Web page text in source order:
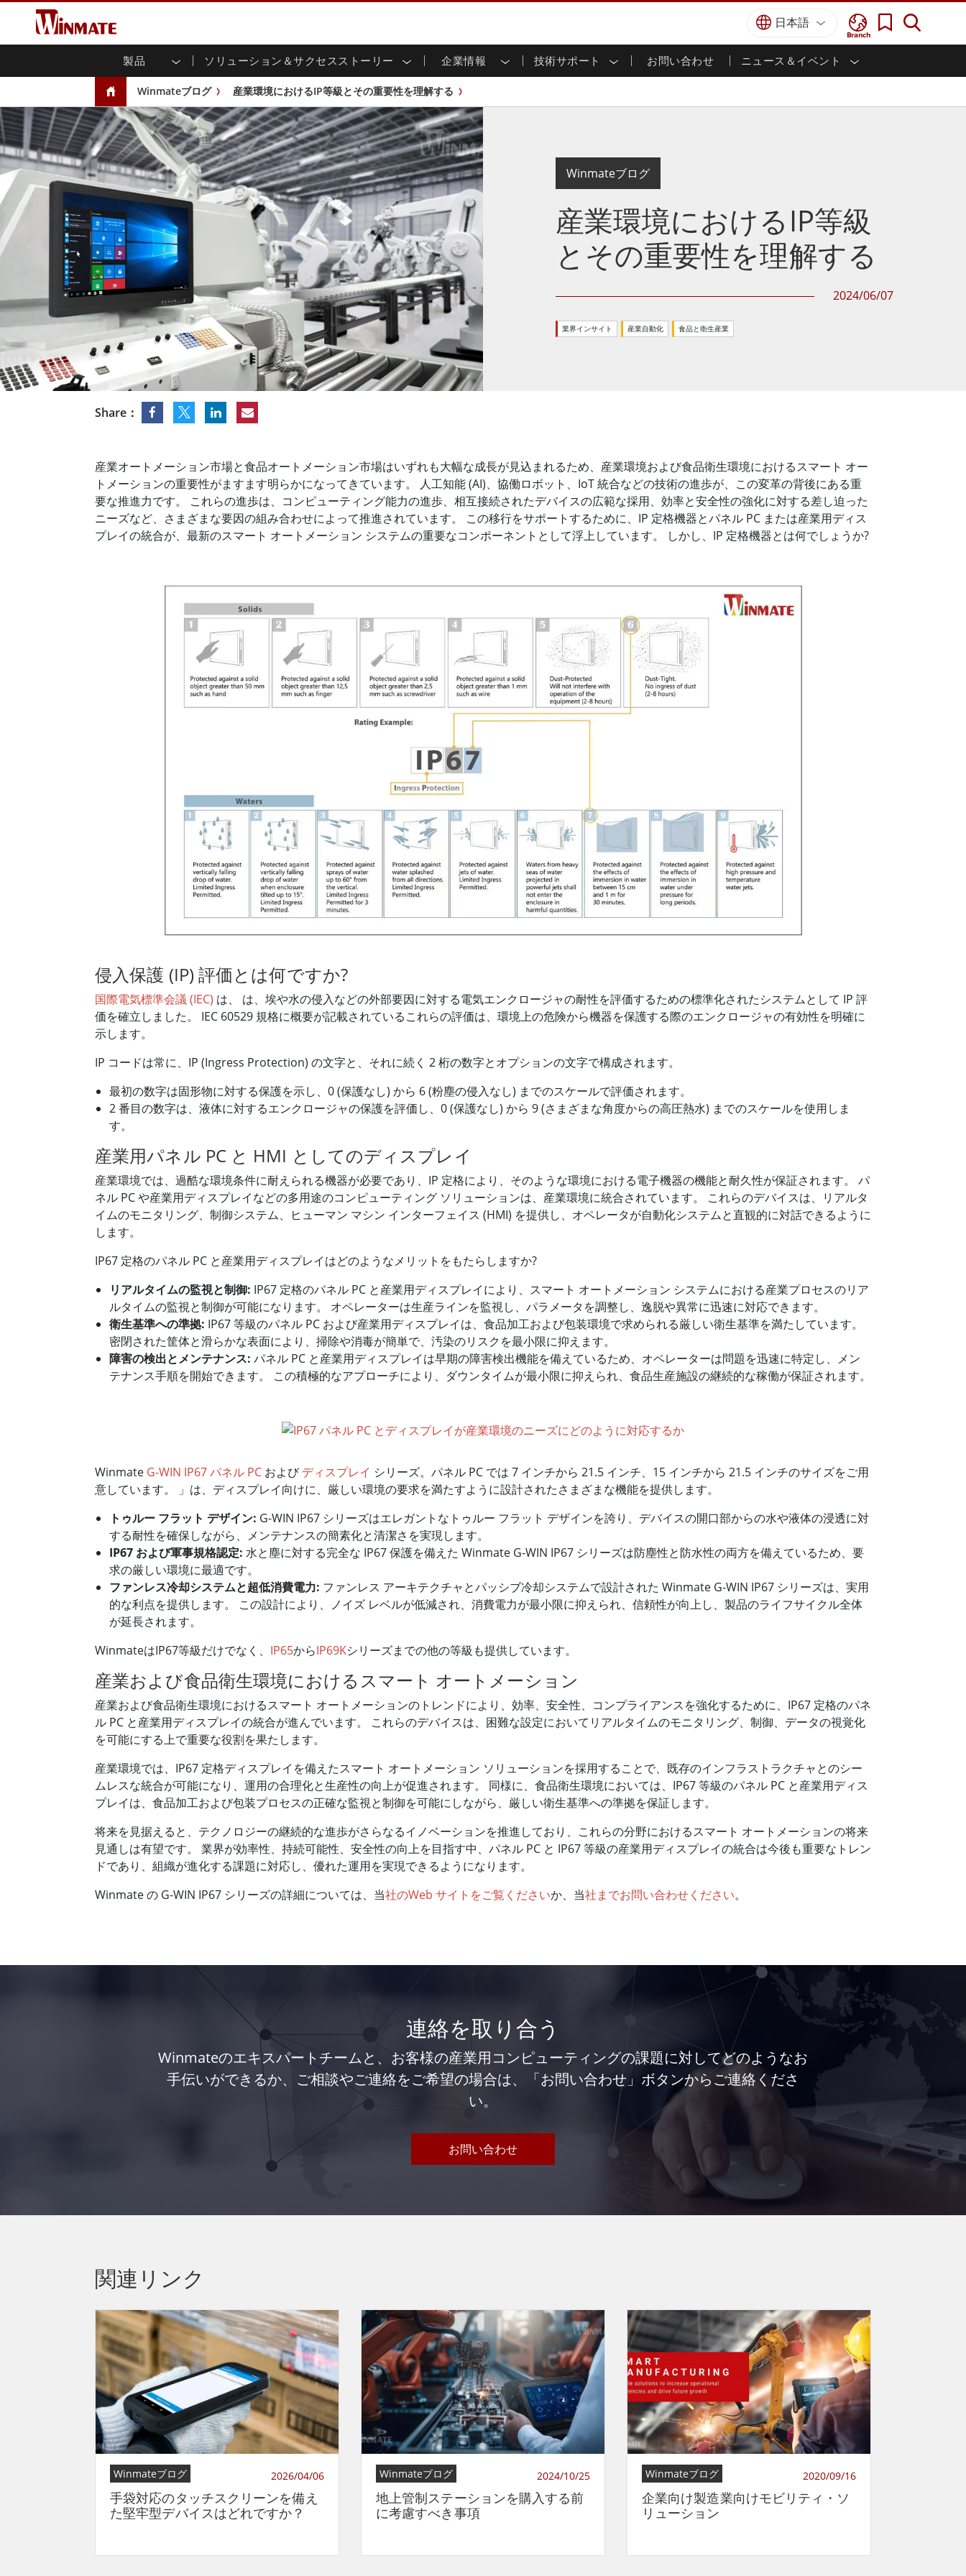
Branch
日本語
製品 ソリューション＆サクセスストーリー 企業情報 技術サポート お問い合わせ ニュース＆イベント
企業モビリティコンピュータ
頑丈なノートパソコン
堅牢タブレットコントローラー
ハンドヘルドコンピュータ
Windows堅牢タブレット
Android堅牢タブレット
超堅牢タブレット
ラジオPoC
エッジAIモビリティ
産業用ディスプレイ
マルチタッチ (P-
CAP)
オープンフレーム
シャーシ
パネルマウント
フロントIP65
PoEタッチ
USB Type-C
ステンレスシリー
ズ
屋外ディスプレイ
G-WINシリーズ /
IP67
リアマウント
ATEXグレード
ラックマウント
バータイプディス
プレイ
OSD Box
HMI (P-CAPタッチ)
ステンレスシリーズ
G-WINシリーズ / IP67設計
バータイプパネルPC
エッジAIパネルPC
防衛頑丈なノートパソコン
地上管制ステーション
車載コンピュータ
Windows 車載コンピュータ
Android 車載コンピュータ
車載用タブレット
組み込みコンピューティング
ボックスPC / 防水頑丈なPC IP65
IoTゲートウェイ
ラジオゲートウェイ
More
ヘルスケアグレード
ヘルスケアディスプレイ
マリングレード
船舶用組込みコンピュータ
頑丈なロボットコントローラ
エッジAIモビリティ
ロボット コントローラー
石油・ガス、ATEXグレード
ATEXグレード堅牢タブレット
堅牢なロボットコントローラ AI対応
農業
交通 食品 & 衛生産業
海洋
公共安全
IIoT & エッジコンピューティン
グ
健康管理
再生可能エネルギー
ヘビーデューティー
金属＆鉱業 スマート充電ステーション サクセスストーリー
会社概要 投資家情報
保証 ダウンロードセンター
マーケティングポータル
ファイル共有
新製品情報 ニュースレター
展示会・イベント
Youtubeチャンネル バーチャル展示会
認証／コンプライアンス
コアテクノロジー
ブログ
Winmateブログ 産業環境におけるIP等級とその重要性を理解する
Winmateブログ
産業環境におけるIP等級
とその重要性を理解する
2024/06/07
業界インサイト 産業自動化 食品と衛生産業
Share：
産業オートメーション市場と食品オートメーション市場はいずれも大幅な成長が見込まれるため、産業環境および食品衛生環境におけるスマート オー
トメーションの重要性がますます明らかになってきています。 人工知能 (AI)、協働ロボット、IoT 統合などの技術の進歩が、この変革の背後にある重
要な推進力です。 これらの進歩は、コンピューティング能力の進歩、相互接続されたデバイスの広範な採用、効率と安全性の強化に対する差し迫った
ニーズなど、さまざまな要因の組み合わせによって推進されています。 この移行をサポートするために、IP 定格機器とパネル PC または産業用ディス
プレイの統合が、最新のスマート オートメーション システムの重要なコンポーネントとして浮上しています。 しかし、IP 定格機器とは何でしょうか?
侵入保護 (IP) 評価とは何ですか?
国際電気標準会議 (IEC) は、 は、埃や水の侵入などの外部要因に対する電気エンクロージャの耐性を評価するための標準化されたシステムとして IP 評
価を確立しました。 IEC 60529 規格に概要が記載されているこれらの評価は、環境上の危険から機器を保護する際のエンクロージャの有効性を明確に
示します。
IP コードは常に、IP (Ingress Protection) の文字と、それに続く 2 桁の数字とオプションの文字で構成されます。
最初の数字は固形物に対する保護を示し、0 (保護なし) から 6 (粉塵の侵入なし) までのスケールで評価されます。
2 番目の数字は、液体に対するエンクロージャの保護を評価し、0 (保護なし) から 9 (さまざまな角度からの高圧熱水) までのスケールを使用しま
す。
産業用パネル PC と HMI としてのディスプレイ
産業環境では、過酷な環境条件に耐えられる機器が必要であり、IP 定格により、そのような環境における電子機器の機能と耐久性が保証されます。 パ
ネル PC や産業用ディスプレイなどの多用途のコンピューティング ソリューションは、産業環境に統合されています。 これらのデバイスは、リアルタ
イムのモニタリング、制御システム、ヒューマン マシン インターフェイス (HMI) を提供し、オペレータが自動化システムと直観的に対話できるように
します。
IP67 定格のパネル PC と産業用ディスプレイはどのようなメリットをもたらしますか?
リアルタイムの監視と制御: IP67 定格のパネル PC と産業用ディスプレイにより、スマート オートメーション システムにおける産業プロセスのリア
ルタイムの監視と制御が可能になります。 オペレーターは生産ラインを監視し、パラメータを調整し、逸脱や異常に迅速に対応できます。
衛生基準への準拠: IP67 等級のパネル PC および産業用ディスプレイは、食品加工および包装環境で求められる厳しい衛生基準を満たしています。
密閉された筐体と滑らかな表面により、掃除や消毒が簡単で、汚染のリスクを最小限に抑えます。
障害の検出とメンテナンス: パネル PC と産業用ディスプレイは早期の障害検出機能を備えているため、オペレーターは問題を迅速に特定し、メン
テナンス手順を開始できます。 この積極的なアプローチにより、ダウンタイムが最小限に抑えられ、食品生産施設の継続的な稼働が保証されます。
Winmate G-WIN IP67 パネル PC およびディスプレイ シリーズ。パネル PC では 7 インチから 21.5 インチ、15 インチから 21.5 インチのサイズをご用
意しています。 」は、ディスプレイ向けに、厳しい環境の要求を満たすように設計されたさまざまな機能を提供します。
トゥルー フラット デザイン: G-WIN IP67 シリーズはエレガントなトゥルー フラット デザインを誇り、デバイスの開口部からの水や液体の浸透に対
する耐性を確保しながら、メンテナンスの簡素化と清潔さを実現します。
IP67 および軍事規格認定: 水と塵に対する完全な IP67 保護を備えた Winmate G-WIN IP67 シリーズは防塵性と防水性の両方を備えているため、要
求の厳しい環境に最適です。
ファンレス冷却システムと超低消費電力: ファンレス アーキテクチャとパッシブ冷却システムで設計された Winmate G-WIN IP67 シリーズは、実用
的な利点を提供します。 この設計により、ノイズ レベルが低減され、消費電力が最小限に抑えられ、信頼性が向上し、製品のライフサイクル全体
が延長されます。
WinmateはIP67等級だけでなく、 IP65からIP69Kシリーズまでの他の等級も提供しています。
産業および食品衛生環境におけるスマート オートメーション
産業および食品衛生環境におけるスマート オートメーションのトレンドにより、効率、安全性、コンプライアンスを強化するために、IP67 定格のパネ
ル PC と産業用ディスプレイの統合が進んでいます。 これらのデバイスは、困難な設定においてリアルタイムのモニタリング、制御、データの視覚化
を可能にする上で重要な役割を果たします。
産業環境では、IP67 定格ディスプレイを備えたスマート オートメーション ソリューションを採用することで、既存のインフラストラクチャとのシー
ムレスな統合が可能になり、運用の合理化と生産性の向上が促進されます。 同様に、食品衛生環境においては、IP67 等級のパネル PC と産業用ディス
プレイは、食品加工および包装プロセスの正確な監視と制御を可能にしながら、厳しい衛生基準への準拠を保証します。
将来を見据えると、テクノロジーの継続的な進歩がさらなるイノベーションを推進しており、これらの分野におけるスマート オートメーションの将来
見通しは有望です。 業界が効率性、持続可能性、安全性の向上を目指す中、パネル PC と IP67 等級の産業用ディスプレイの統合は今後も重要なトレン
ドであり、組織が進化する課題に対応し、優れた運用を実現できるようになります。
Winmate の G-WIN IP67 シリーズの詳細については、当社のWeb サイトをご覧くださいか、当社までお問い合わせください。
連絡を取り合う
Winmateのエキスパートチームと、お客様の産業用コンピューティングの課題に対してどのようなお
手伝いができるか、ご相談やご連絡をご希望の場合は、「お問い合わせ」ボタンからご連絡くださ
い。
お問い合わせ
関連リンク
Winmateブログ 2026/04/06
手袋対応のタッチスクリーンを備え
た堅牢型デバイスはどれですか？
Winmateブログ 2024/10/25
地上管制ステーションを購入する前
に考慮すべき事項
Winmateブログ 2020/09/16
企業向け製造業向けモビリティ・ソ
リューション